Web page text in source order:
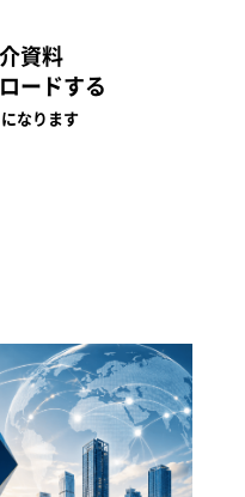
資料
ードする
なります